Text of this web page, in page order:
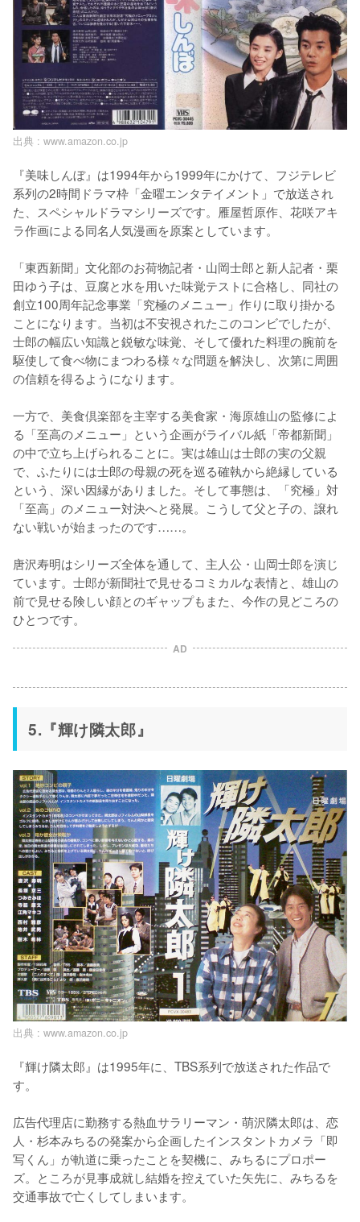
出典 : www.amazon.co.jp
『美味しんぼ』は1994年から1999年にかけて、フジテレビ
系列の2時間ドラマ枠「金曜エンタテイメント」で放送され
た、スペシャルドラマシリーズです。雁屋哲原作、花咲アキ
ラ作画による同名人気漫画を原案としています。
「東西新聞」文化部のお荷物記者・山岡士郎と新人記者・栗
田ゆう子は、豆腐と水を用いた味覚テストに合格し、同社の
創立100周年記念事業「究極のメニュー」作りに取り掛かる
ことになります。当初は不安視されたこのコンビでしたが、
士郎の幅広い知識と鋭敏な味覚、そして優れた料理の腕前を
駆使して食べ物にまつわる様々な問題を解決し、次第に周囲
の信頼を得るようになります。
一方で、美食倶楽部を主宰する美食家・海原雄山の監修によ
る「至高のメニュー」という企画がライバル紙「帝都新聞」
の中で立ち上げられることに。実は雄山は士郎の実の父親
で、ふたりには士郎の母親の死を巡る確執から絶縁している
という、深い因縁がありました。そして事態は、「究極」対
「至高」のメニュー対決へと発展。こうして父と子の、譲れ
ない戦いが始まったのです……。
唐沢寿明はシリーズ全体を通して、主人公・山岡士郎を演じ
ています。士郎が新聞社で見せるコミカルな表情と、雄山の
前で見せる険しい顔とのギャップもまた、今作の見どころの
ひとつです。
AD
5.『輝け隣太郎』
出典 : www.amazon.co.jp
『輝け隣太郎』は1995年に、TBS系列で放送された作品で
す。
広告代理店に勤務する熱血サラリーマン・萌沢隣太郎は、恋
人・杉本みちるの発案から企画したインスタントカメラ「即
写くん」が軌道に乗ったことを契機に、みちるにプロポー
ズ。ところが見事成就し結婚を控えていた矢先に、みちるを
交通事故で亡くしてしまいます。